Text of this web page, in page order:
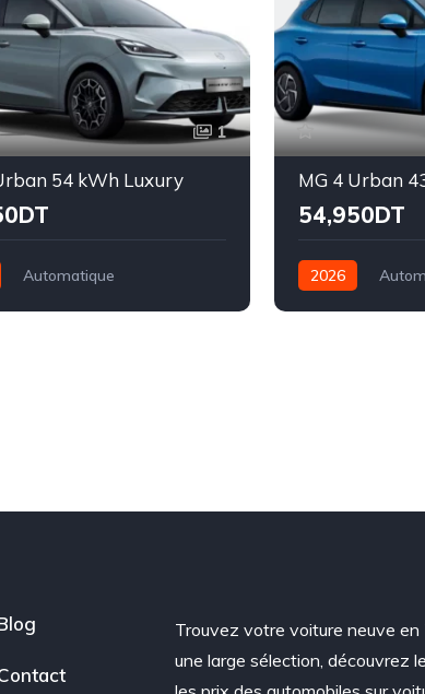
1
54 kWh Luxury
Automatique
MG 4 Urban
54,950DT
2026
Trouvez votre voiture neuve en
une large sélection, découvrez